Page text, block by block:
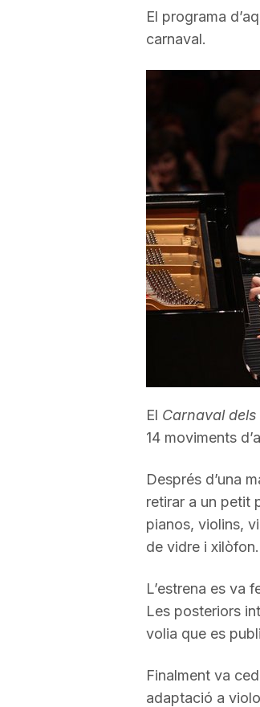
T
a
r
r
a
g
n
a
El programa
carnaval.
El Carnaval
14 moviments
Després d’una
retirar a un petit
pianos, violins,
de vidre i xilòfon.
L’estrena es va
Les posteriors
volia que es
Finalment va
adaptació a